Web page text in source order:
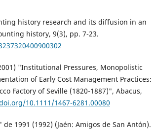
history research and its diffusion in an
history, 9(3), pp. 7-23.
"Institutional Pressures, Monopolistic
of Early Cost Management Practices:
Factory of Seville (1820-1887)", Abacus,
10.1111/1467-6281.00080
1991 (1992) (Jaén: Amigos de San Antón).